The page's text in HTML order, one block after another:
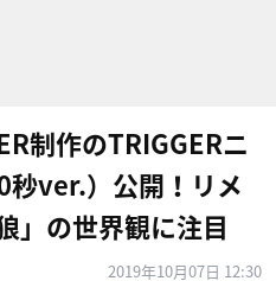
制作のTRIGGERニ
秒ver.）公開！リメ
」の世界観に注目
2019年10月07日 12:30